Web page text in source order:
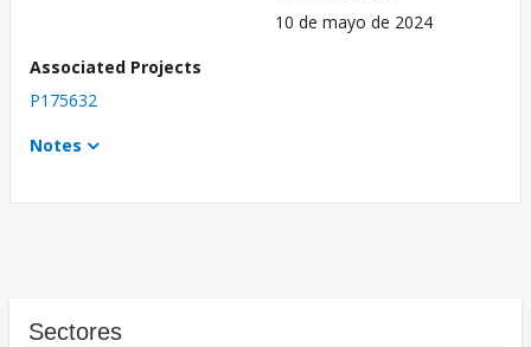
10 de mayo de 2024
Associated Projects
P175632
Notes
Sectores